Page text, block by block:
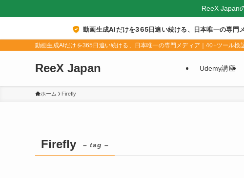
動画生成AIだけを365日追い続ける、日本唯一の専門
動画生成AIだけを365日追い続ける、日本唯一の専門メディア｜40+ツール検
ReeX Japan Udemy講座
ホーム Firefly
Firefly – tag –
ReeX Japan